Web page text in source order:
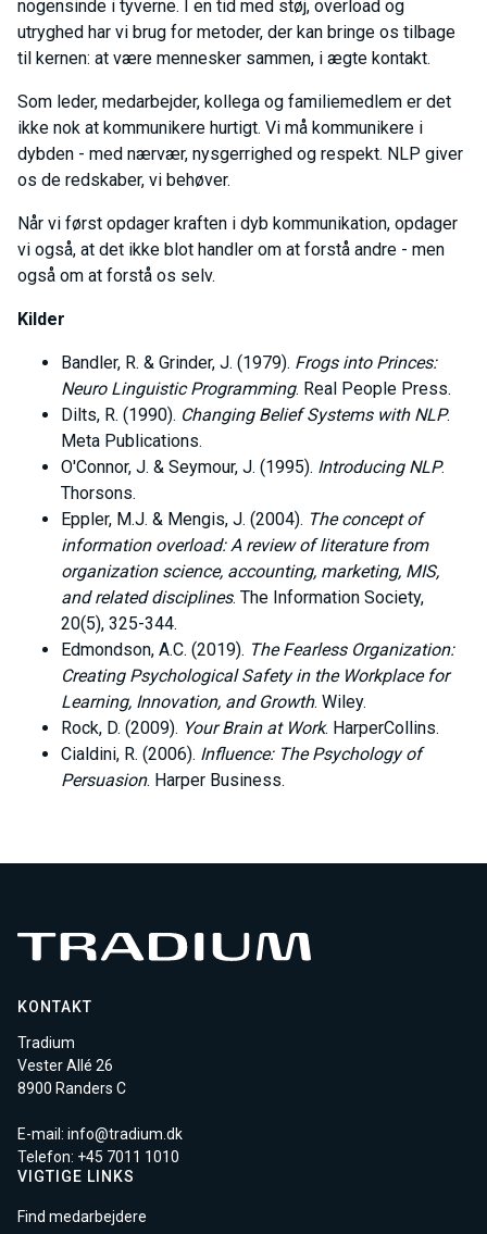
nogensinde i tyverne. I en tid med støj, overload og
utryghed har vi brug for metoder, der kan bringe os tilbage
til kernen: at være mennesker sammen, i ægte kontakt.
Som leder, medarbejder, kollega og familiemedlem er det
ikke nok at kommunikere hurtigt. Vi må kommunikere i
dybden - med nærvær, nysgerrighed og respekt. NLP giver
os de redskaber, vi behøver.
Når vi først opdager kraften i dyb kommunikation, opdager
vi også, at det ikke blot handler om at forstå andre - men
også om at forstå os selv.
Kilder
Bandler, R. & Grinder, J. (1979). Frogs into Princes:
Neuro Linguistic Programming. Real People Press.
Dilts, R. (1990). Changing Belief Systems with NLP.
Meta Publications.
O'Connor, J. & Seymour, J. (1995). Introducing NLP.
Thorsons.
Eppler, M.J. & Mengis, J. (2004). The concept of
information overload: A review of literature from
organization science, accounting, marketing, MIS,
and related disciplines. The Information Society,
20(5), 325-344.
Edmondson, A.C. (2019). The Fearless Organization:
Creating Psychological Safety in the Workplace for
Learning, Innovation, and Growth. Wiley.
Rock, D. (2009). Your Brain at Work. HarperCollins.
Cialdini, R. (2006). Influence: The Psychology of
Persuasion. Harper Business.
KONTAKT
Tradium
Vester Allé 26
8900 Randers C
E-mail: info@tradium.dk
Telefon: +45 7011 1010
VIGTIGE LINKS
Find medarbejdere